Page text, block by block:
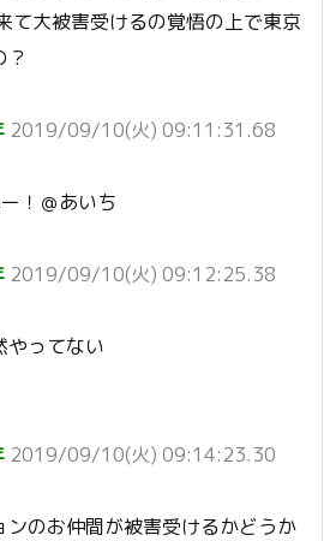
て大被害受けるの覚悟の上で東京
？
2019/09/10(火) 09:11:31.68
！＠あいち
2019/09/10(火) 09:12:25.38
やってない
2019/09/10(火) 09:14:23.30
ンのお仲間が被害受けるかどうか